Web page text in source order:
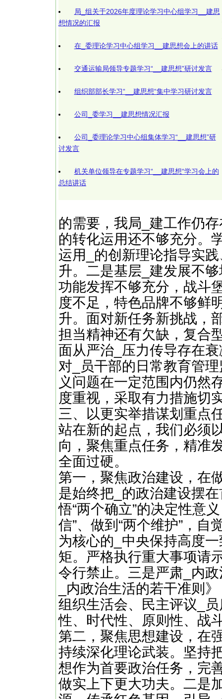
局_组关于2026年度理论学习中心组学习__建思
想情况的汇报
在_委理论学习中心组学习__建思想会上的讲话
交通运输局领导专题学习“__建思想”研讨发言
组织部部长学习“__建思想“集中学习研讨发言
公司_委学习__建思想情况汇报
公司_委理论学习中心组集体学习“__建思想”研
讨发言
机关单位领导在专题学习“__建思想“学习会上的
总结讲话
的需要，我局_建工作仍
的转化运用还不够充分。
运用_的创新理论指导实
升。二是基层_建发展不
功能发挥不够充分，战斗
度不足，特色品牌不够鲜
升。面对新任务新挑战，
担当精神还有欠缺，复合
面从严治_压力传导存在
对_员干部的日常教育管
义问题在一定范围内仍然
度重视，采取有力措施切
三、以更实举措谋划重点
站在新的起点，我们必须
向，聚焦重点任务，精准
全面过硬。
第一，聚焦政治建设，在
是始终把_的政治建设摆
悟“两个确立”的决定性意
信”、做到“两个维护”，
为核心的_中央保持高度
矩。严格执行重大事项请
令行禁止。三是严肃_内
_内政治生活的若干准则
组织生活会、民主评议_
性、时代性、原则性、战
第二，聚焦思想建设，在
持续深化理论武装。坚持
想作为首要政治任务，完
做实上下更大功夫。二是